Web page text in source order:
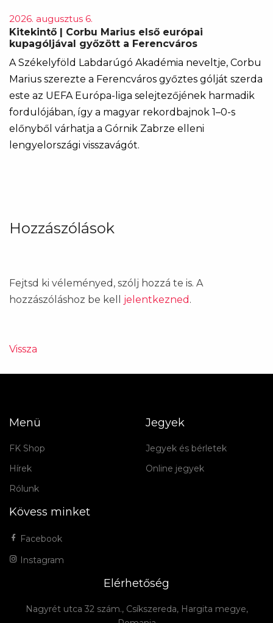
2026. augusztus 6.
Kitekintő | Corbu Marius első európai
kupagóljával győzött a Ferencváros
A Székelyföld Labdarúgó Akadémia neveltje, Corbu
Marius szerezte a Ferencváros győztes gólját szerda
este az UEFA Európa-liga selejtezőjének harmadik
fordulójában, így a magyar rekordbajnok 1–0-s
előnyből várhatja a Górnik Zabrze elleni
lengyelországi visszavágót.
Hozzászólások
Fejtsd ki véleményed, szólj hozzá te is. A
hozzászóláshoz be kell jelentkezned .
Vissza
Menü
FK Shop
Hírek
Rólunk
Jegyek
Jegyek és bérletek
Online jegyek
Kövess minket
Facebook
Instagram
Elérhetőség
Nagyrét utca 32 szám., Csíkszereda, Hargita megye,